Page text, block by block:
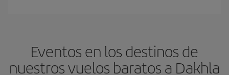
Eventos en los destinos de
nuestros vuelos baratos a Dakhla